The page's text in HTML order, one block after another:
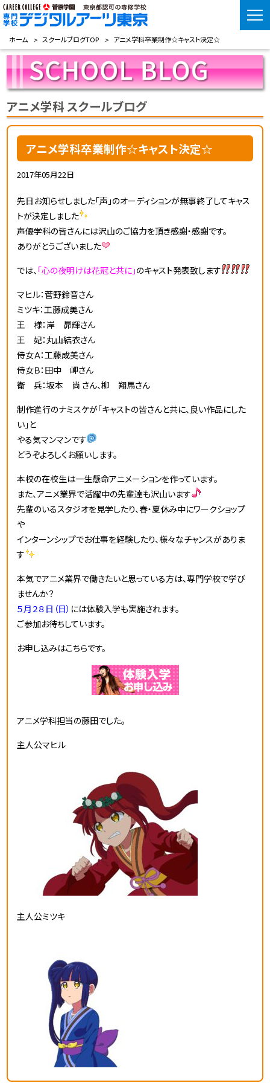
ホーム スクールブログTOP アニメ学科卒業制作☆キャスト決定☆
アニメ学科 スクールブログ
アニメ学科卒業制作☆キャスト決定☆
2017年05月22日
先日お知らせしました「声」のオーディションが無事終了してキャス
トが決定しました
声優学科の皆さんには沢山のご協力を頂き感謝・感謝です。
ありがとうございました
では、 「心の夜明けは花冠と共に」のキャスト発表致します
マヒル：菅野鈴音さん
ミツキ：工藤成美さん
王 様：岸 昴輝さん
王 妃：丸山結衣さん
侍女Ａ：工藤成美さん
侍女Ｂ：田中 岬さん
衛 兵：坂本 尚 さん、柳 翔馬さん
制作進行のナミスケが「キャストの皆さんと共に、良い作品にした
い」と
やる気マンマンです
どうぞよろしくお願いします。
本校の在校生は一生懸命アニメーションを作っています。
また、アニメ業界で活躍中の先輩達も沢山います
先輩のいるスタジオを見学したり、春・夏休み中にワークショップ
や
インターンシップでお仕事を経験したり、様々なチャンスがありま
す
本気でアニメ業界で働きたいと思っている方は、専門学校で学び
ませんか？
５月２８日（日） には体験入学も実施されます。
ご参加お待ちしています。
お申し込みはこちらです。
アニメ学科担当の藤田でした。
主人公マヒル
主人公ミツキ